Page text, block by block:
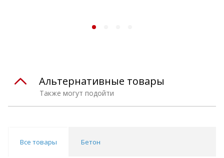
Также могут подойти
Альтернативные товары
Все товары Бетон